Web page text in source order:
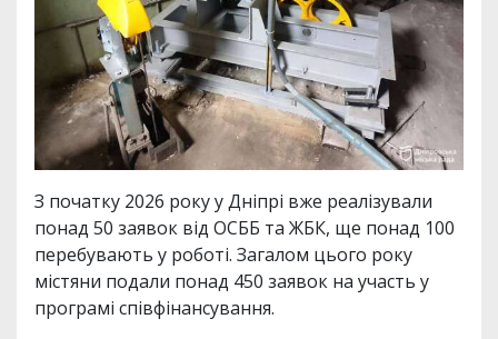
З початку 2026 року у Дніпрі вже реалізували
понад 50 заявок від ОСББ та ЖБК, ще понад 100
перебувають у роботі. Загалом цього року
містяни подали понад 450 заявок на участь у
програмі співфінансування.